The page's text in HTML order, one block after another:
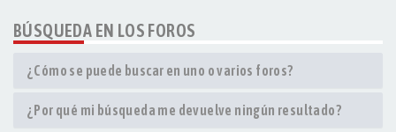
BÚSQUEDA EN LOS FOROS
¿Cómo se puede buscar en uno o varios foros?
¿Por qué mi búsqueda me devuelve ningún resultado?